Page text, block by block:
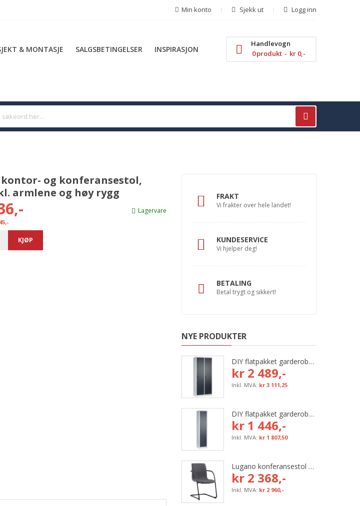
Min konto Sjekk ut Logg inn
& MONTASJE SALGSBETINGELSER INSPIRASJON
Handlevogn
0produkt kr 0,-
kontor- og konferansestol,
armlene og høy rygg
Lagervare
KJØP
FRAKT
Vi frakter over hele landet!
KUNDESERVICE
Vi hjelper deg!
BETALING
Betal trygt og sikkert!
NYE PRODUKTER
DIY flatpakket garderobeskap, 800 mm (2x400 mm = 2 rom)
kr 2 489,-
kr 3 111,25
DIY flatpakket garderobeskap, 400 mm (1x400 mm = 1 rom)
kr 1 446,-
kr 1 807,50
Lugano konferansestol med grå tekstil og svart bøyleunderstell
kr 2 368,-
kr 2 960,-